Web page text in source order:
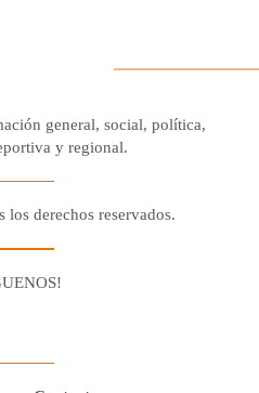
general, social, política,
y regional.
derechos reservados.